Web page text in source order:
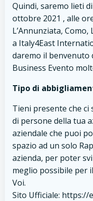
Quindi, saremo lieti
ottobre 2021 , alle
L’Annunziata,
a Italy4East
daremo il benvenuto
Business Evento
Tipo di
Tieni presente che
di persone della tua
aziendale che puoi
spazio ad un solo
azienda, per poter
meglio possibile per
Voi.
Sito Ufficiale: